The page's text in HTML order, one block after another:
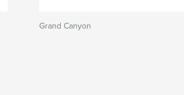
Grand Canyon